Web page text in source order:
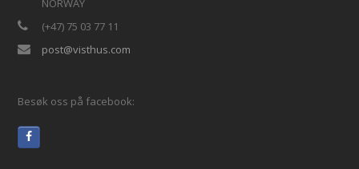
NORWAY
(+47) 75 03 77 11
post@visthus.com
Besøk oss på facebook: